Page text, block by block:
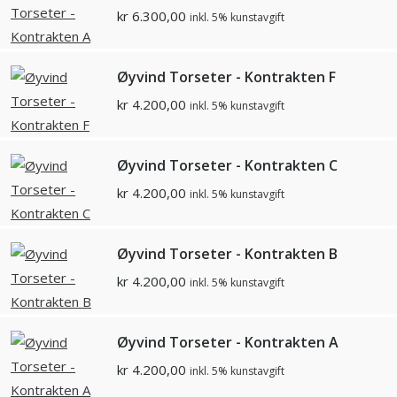
kr 6.300,00 inkl. 5% kunstavgift
Øyvind Torseter - Kontrakten F
kr 4.200,00 inkl. 5% kunstavgift
Øyvind Torseter - Kontrakten C
kr 4.200,00 inkl. 5% kunstavgift
Øyvind Torseter - Kontrakten B
kr 4.200,00 inkl. 5% kunstavgift
Øyvind Torseter - Kontrakten A
kr 4.200,00 inkl. 5% kunstavgift